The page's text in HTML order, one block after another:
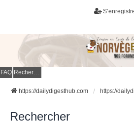
FAQ Rechercher
https://dailydigesthub.com
Rechercher